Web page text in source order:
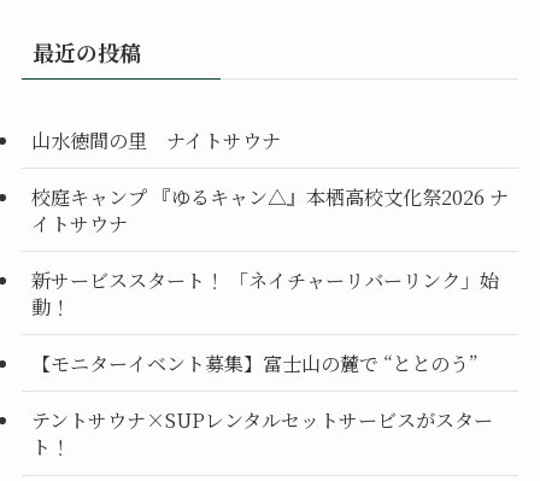
最近の投稿
山水徳間の里 ナイトサウナ
校庭キャンプ 『ゆるキャン△』本栖高校文化祭2026 ナ
イトサウナ
新サービススタート！ 「ネイチャーリバーリンク」始
動！
【モニターイベント募集】富士山の麓で “ととのう”
テントサウナ×SUPレンタルセットサービスがスター
ト！